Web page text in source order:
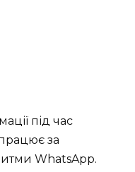
під час
за
WhatsApp.